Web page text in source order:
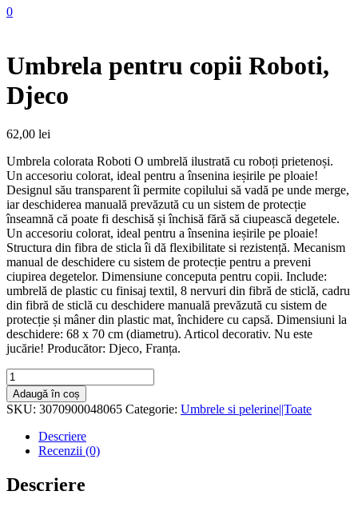
0
Umbrela pentru copii Roboti,
Djeco
62,00 lei
Umbrela colorata Roboti O umbrelă ilustrată cu roboți prietenoși.
Un accesoriu colorat, ideal pentru a însenina ieșirile pe ploaie!
Designul său transparent îi permite copilului să vadă pe unde merge,
iar deschiderea manuală prevăzută cu un sistem de protecție
înseamnă că poate fi deschisă și închisă fără să ciupească degetele.
Un accesoriu colorat, ideal pentru a însenina ieșirile pe ploaie!
Structura din fibra de sticla îi dă flexibilitate si rezistență. Mecanism
manual de deschidere cu sistem de protecție pentru a preveni
ciupirea degetelor. Dimensiune conceputa pentru copii. Include:
umbrelă de plastic cu finisaj textil, 8 nervuri din fibră de sticlă, cadru
din fibră de sticlă cu deschidere manuală prevăzută cu sistem de
protecție și mâner din plastic mat, închidere cu capsă. Dimensiuni la
deschidere: 68 x 70 cm (diametru). Articol decorativ. Nu este
jucărie! Producător: Djeco, Franța.
Cantitate
Umbrela
pentru
copii
Roboti,
Djeco
Adaugă în coș
SKU: 3070900048065 Categorie: Umbrele si pelerine||Toate
Descriere
Recenzii (0)
Descriere